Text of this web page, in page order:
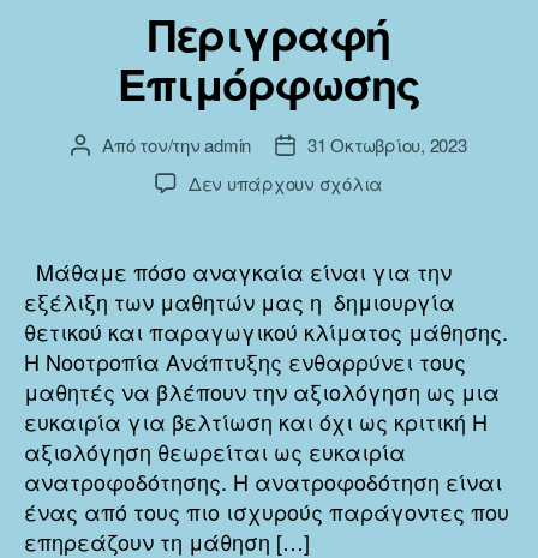
Περιγραφή
Επιμόρφωσης
Συντάκτης
Από τον/τηνadmin
Ημ.
δημοσίευσης
31 Οκτωβρίου, 2023
Δεν υπάρχουν σχόλια
Μάθαμε πόσο αναγκαία είναι για την
εξέλιξη των μαθητών μας η δημιουργία
θετικού και παραγωγικού κλίματος μάθησης.
Η Νοοτροπία Ανάπτυξης ενθαρρύνει τους
μαθητές να βλέπουν την αξιολόγηση ως μια
ευκαιρία για βελτίωση και όχι ως κριτική Η
αξιολόγηση θεωρείται ως ευκαιρία
ανατροφοδότησης. Η ανατροφοδότηση είναι
ένας από τους πιο ισχυρούς παράγοντες που
επηρεάζουν τη μάθηση […]